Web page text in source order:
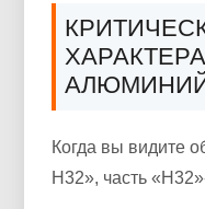
Когда вы видите
H32», часть